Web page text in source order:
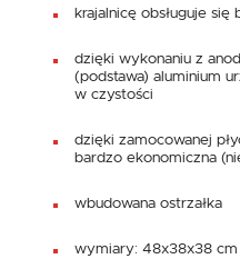
krajalnicę obsługuje
dzięki wykonaniu z
(podstawa) aluminium
w czystości
dzięki zamocowanej
bardzo ekonomiczna
wbudowana ostrzałka
wymiary: 48x38x38 cm